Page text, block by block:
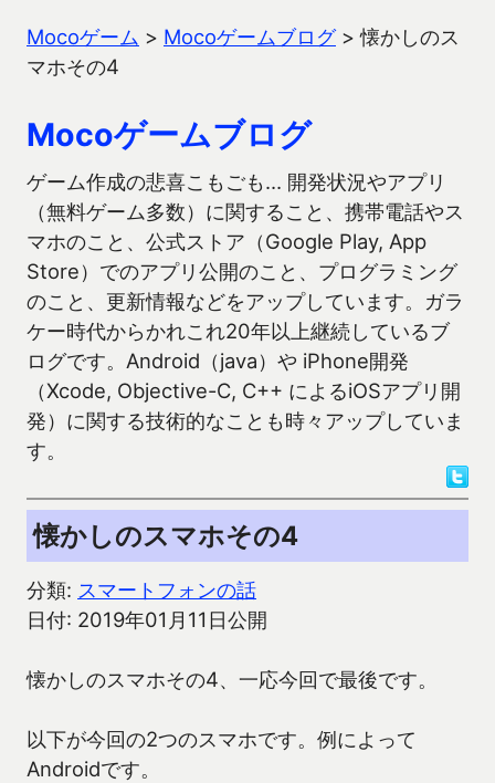
Mocoゲーム > Mocoゲームブログ>懐かしのス
マホその4
Mocoゲームブログ
ゲーム作成の悲喜こもごも… 開発状況やアプリ
（無料ゲーム多数）に関すること、携帯電話やス
マホのこと、公式ストア（Google Play, App
Store）でのアプリ公開のこと、プログラミング
のこと、更新情報などをアップしています。ガラ
ケー時代からかれこれ20年以上継続しているブ
ログです。Android（java）や iPhone開発
（Xcode, Objective-C, C++ によるiOSアプリ開
発）に関する技術的なことも時々アップしていま
す。
懐かしのスマホその4
分類: スマートフォンの話
日付: 2019年01月11日公開
懐かしのスマホその4、一応今回で最後です。
以下が今回の2つのスマホです。例によって
Androidです。